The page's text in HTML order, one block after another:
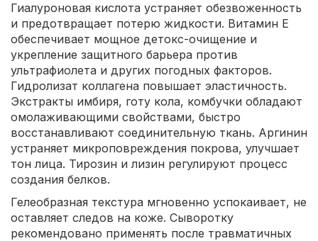
Гиалуроновая кислота устраняет обезвоженность
и предотвращает потерю жидкости. Витамин Е
обеспечивает мощное детокс-очищение и
укрепление защитного барьера против
ультрафиолета и других погодных факторов.
Гидролизат коллагена повышает эластичность.
Экстракты имбиря, готу кола, комбучки обладают
омолаживающими свойствами, быстро
восстанавливают соединительную ткань. Аргинин
устраняет микроповреждения покрова, улучшает
тон лица. Тирозин и лизин регулируют процесс
создания белков.
Гелеобразная текстура мгновенно успокаивает, не
оставляет следов на коже. Сыворотку
рекомендовано применять после травматичных